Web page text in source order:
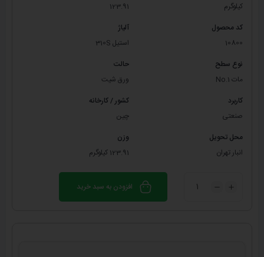
کیلوگرم
123.91
کد محصول
10800
آلیاژ
استیل 310S
نوع سطح
مات No.1
حالت
ورق شیت
کاربرد
صنعتی
کشور / کارخانه
چین
محل تحویل
انبار تهران
وزن
123.91 کیلوگرم
افزودن به سبد خرید